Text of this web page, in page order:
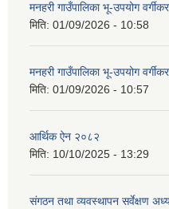
मनहरी गाउँपालिका भू-उपयोग
मिति: 01/09/2026 - 10:58
मनहरी गाउँपालिका भू-उपयोग
मिति: 01/09/2026 - 10:57
आर्थिक ऐन २०८२
मिति: 10/10/2025 - 13:29
संगठन तथा व्यवस्थापन सर्वेक्षण